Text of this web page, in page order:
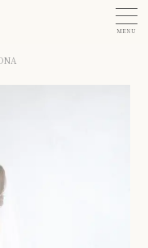
MENU